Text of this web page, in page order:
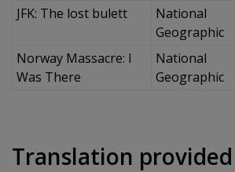
JFK: The lost bulett
National
Geographic
Norway Massacre: I
Was There
National
Geographic
Translation